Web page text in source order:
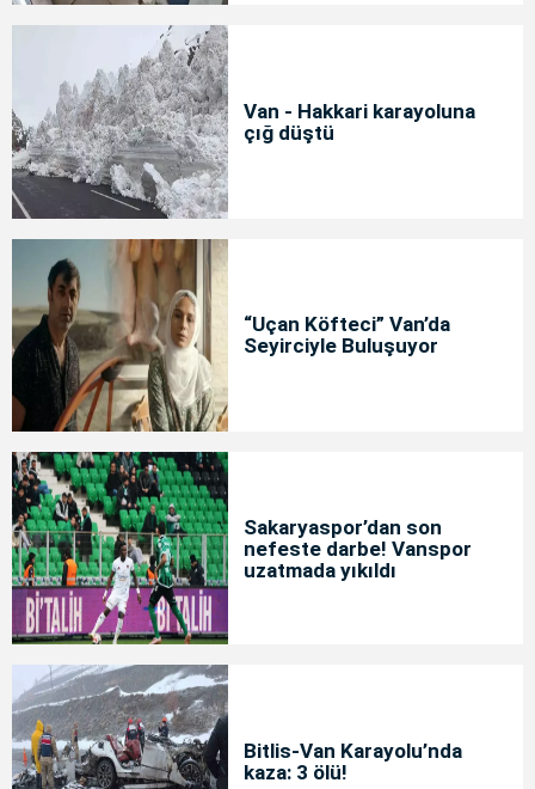
Van - Hakkari karayoluna
çığ düştü
“Uçan Köfteci” Van’da
Seyirciyle Buluşuyor
Sakaryaspor’dan son
nefeste darbe! Vanspor
uzatmada yıkıldı
Bitlis-Van Karayolu’nda
kaza: 3 ölü!